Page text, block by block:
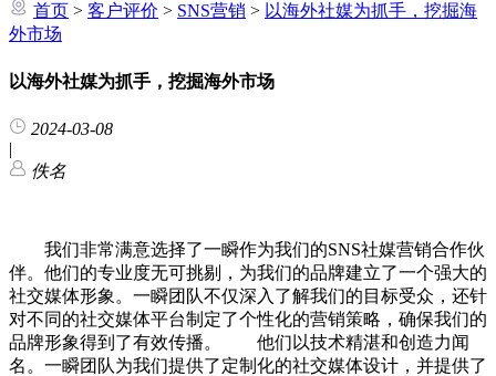
首页 > 客户评价 > SNS营销 > 以海外社媒为抓手，挖掘海
外市场
以海外社媒为抓手，挖掘海外市场
2024-03-08
|
佚名
我们非常满意选择了一瞬作为我们的SNS社媒营销合作伙
伴。他们的专业度无可挑剔，为我们的品牌建立了一个强大的
社交媒体形象。一瞬团队不仅深入了解我们的目标受众，还针
对不同的社交媒体平台制定了个性化的营销策略，确保我们的
品牌形象得到了有效传播。 他们以技术精湛和创造力闻
名。一瞬团队为我们提供了定制化的社交媒体设计，并提供了